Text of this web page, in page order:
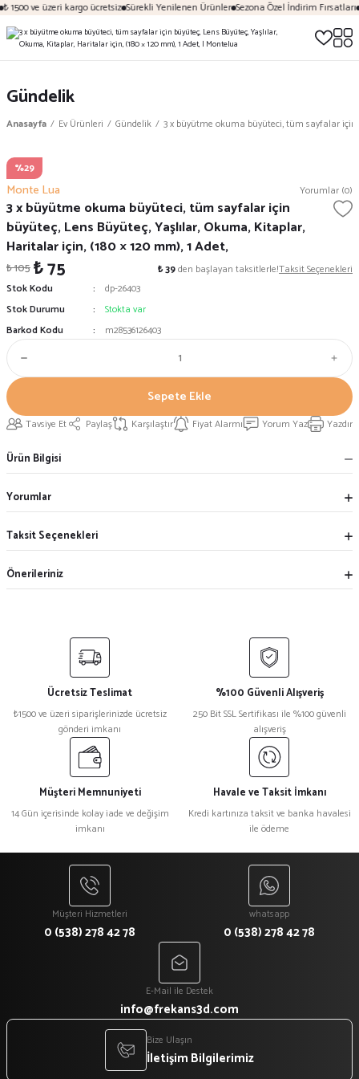
₺ 1500 ve üzeri kargo ücretsiz Sürekli Yenilenen Ürünler Sezona Özel İndirim Fırsatları
Gündelik
Anasayfa Ev Ürünleri Gündelik 3 x büyütme okuma büyüteci, tüm sayfalar için
%29
Monte Lua Yorumlar (0)
3 x büyütme okuma büyüteci, tüm sayfalar için
büyüteç, Lens Büyüteç, Yaşlılar, Okuma, Kitaplar,
Haritalar için, (180 × 120 mm), 1 Adet,
₺ 105₺ 75 ₺ 39den başlayan taksitlerle!Taksit Seçenekleri
Stok Kodu
dp-26403
Stok Durumu
Stokta var
Barkod Kodu
m28536126403
Sepete Ekle
Tavsiye Et Paylaş Karşılaştır Fiyat Alarmı Yorum Yaz Yazdır
Ürün Bilgisi
Yorumlar
Taksit Seçenekleri
Önerileriniz
Ücretsiz Teslimat
₺1500 ve üzeri siparişlerinizde ücretsiz
gönderi imkanı
%100 Güvenli Alışveriş
250 Bit SSL Sertifikası ile %100 güvenli
alışveriş
Müşteri Memnuniyeti
14 Gün içerisinde kolay iade ve değişim
imkanı
Havale ve Taksit İmkanı
Kredi kartınıza taksit ve banka havalesi
ile ödeme
Müşteri Hizmetleri
0 (538) 278 42 78
whatsapp
0 (538) 278 42 78
E-Mail ile Destek
info@frekans3d.com
Bize Ulaşın
İletişim Bilgilerimiz